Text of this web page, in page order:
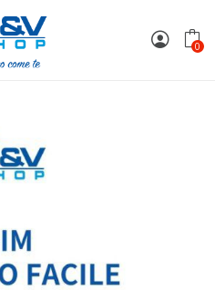
0
350X722272 Da Attivare